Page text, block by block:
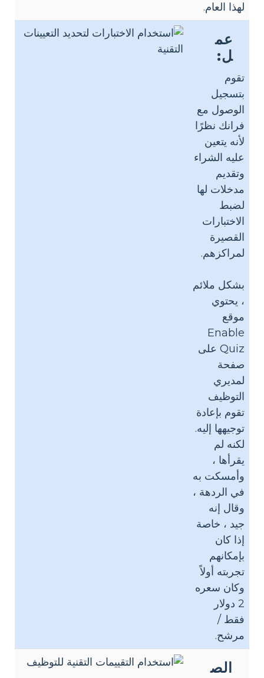
لهذا العام.
عم
ل:
تقوم
بتسجيل
الوصول مع
فرانك نظرًا
لأنه يتعين
عليه الشراء
وتقديم
مدخلات لها
لضبط
الاختبارات
القصيرة
لمراكزهم.
بشكل ملائم
، يحتوي
موقع
Enable
Quiz على
صفحة
لمديري
التوظيف
تقوم بإعادة
توجيهها إليه.
لكنه لم
يقرأها ،
وأمسكت به
في الردهة ،
وقال إنه
جيد ، خاصة
إذا كان
بإمكانهم
تجربته أولاً
وكان سعره
2 دولار
فقط /
مرشح.
الص